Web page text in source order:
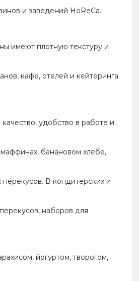
и заведений HoReCa.
имеют плотную текстуру и
кафе, отелей и кейтеринга
удобство в работе и
маффинах, банановом хлебе,
В кондитерских и
наборов для
йогуртом, творогом,